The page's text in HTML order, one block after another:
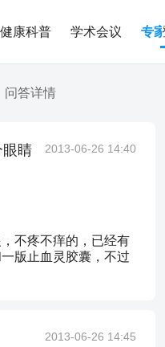
健康科普 学术会议 专
问答详情
眼睛
2013-06-26 14:40
不疼不痒的，已经有
版止血灵胶囊，不过
2013-06-26 14:45